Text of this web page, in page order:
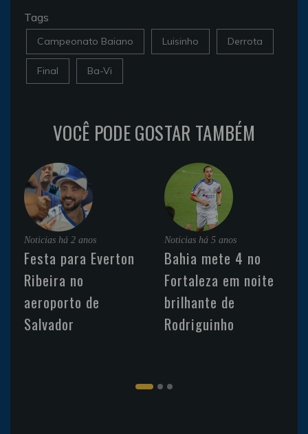
Tags
Campeonato Baiano Luisinho Derrota
Final Ba-Vi
VOCÊ PODE GOSTAR TAMBÉM
Noticias há 2 anos
Festa para Everton
Ribeira no
aeroporto de
Salvador
Noticias há 5 anos
Bahia mete 4 no
Fortaleza em noite
brilhante de
Rodriguinho